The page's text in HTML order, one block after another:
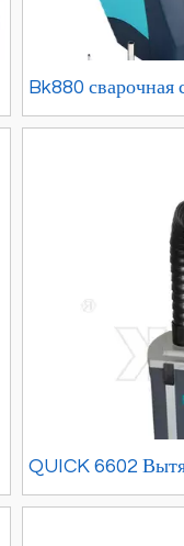
Bk880 сварочная
550 Вт,
QUICK 6602